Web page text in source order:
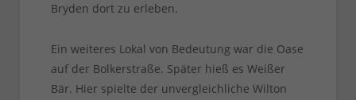
Bryden dort zu erleben.
Ein weiteres Lokal von Bedeutung war die Oase
auf der Bolkerstraße. Später hieß es Weißer
Bär. Hier spielte der unvergleichliche Wilton